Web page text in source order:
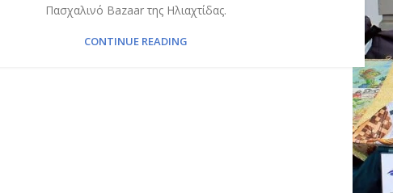
Πασχαλινό Bazaar της Ηλιαχτίδας.
CONTINUE READING